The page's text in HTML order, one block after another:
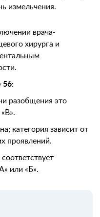
измельчения.
врача-
хирурга и
56:
разобщения это
категория зависит от
проявлений.
или «Б».